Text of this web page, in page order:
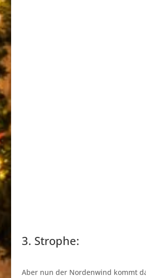
3. Strophe:
Aber nun der Nordenwind kommt